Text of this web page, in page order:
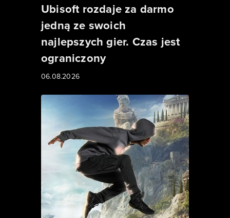
Ubisoft rozdaje za darmo
jedną ze swoich
najlepszych gier. Czas jest
ograniczony
06.08.2026